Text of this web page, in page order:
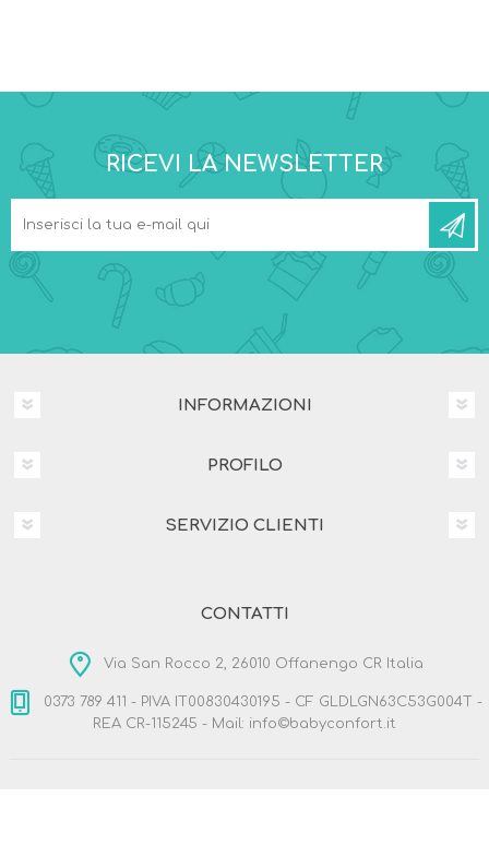
RICEVI LA NEWSLETTER
INFORMAZIONI
PROFILO
SERVIZIO CLIENTI
CONTATTI
Via San Rocco 2, 26010 Offanengo CR Italia
0373 789 411 - PIVA IT00830430195 - CF GLDLGN63C53G004T -
REA CR-115245 - Mail: info©babyconfort.it